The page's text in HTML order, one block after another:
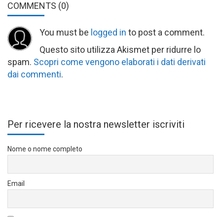
COMMENTS (0)
You must be logged in to post a comment.
Questo sito utilizza Akismet per ridurre lo
spam. Scopri come vengono elaborati i dati derivati
dai commenti.
Per ricevere la nostra newsletter iscriviti
Nome o nome completo
Email